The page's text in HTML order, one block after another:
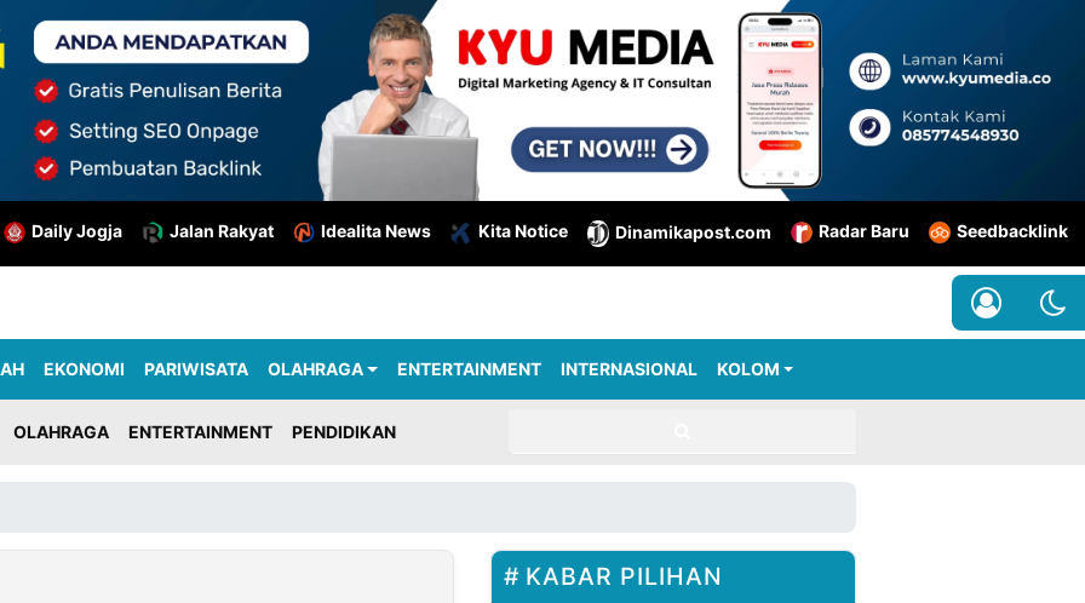
Daily Jogja Jalan Rakyat Idealita News Kita Notice Dinamikapost.com Radar Baru Seedbacklink
EKONOMI PARIWISATA OLAHRAGA ENTERTAINMENT INTERNASIONAL KOLOM
OLAHRAGA ENTERTAINMENT PENDIDIKAN
KABAR PILIHAN